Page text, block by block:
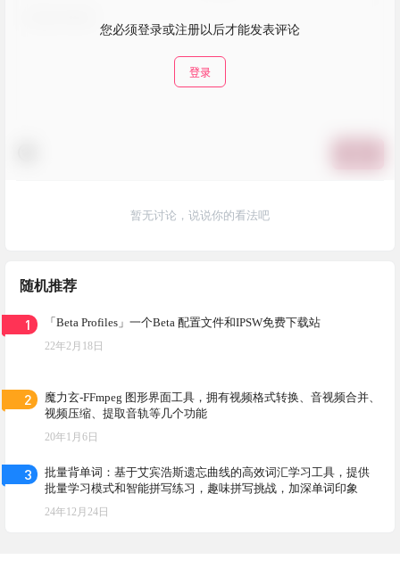
您必须登录或注册以后才能发表评论
登录
暂无讨论，说说你的看法吧
随机推荐
1 「Beta Profiles」一个Beta 配置文件和IPSW免费下载站
22年2月18日
2
魔力玄-FFmpeg 图形界面工具，拥有视频格式转换、音视频合并、
视频压缩、提取音轨等几个功能
20年1月6日
3
批量背单词：基于艾宾浩斯遗忘曲线的高效词汇学习工具，提供
批量学习模式和智能拼写练习，趣味拼写挑战，加深单词印象
24年12月24日